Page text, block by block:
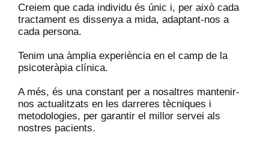
Creiem que cada individu és únic i, per això cada
tractament es dissenya a mida, adaptant-nos a
cada persona.
Tenim una àmplia experiència en el camp de la
psicoteràpia clínica.
A més, és una constant per a nosaltres mantenir-
nos actualitzats en les darreres tècniques i
metodologies, per garantir el millor servei als
nostres pacients.